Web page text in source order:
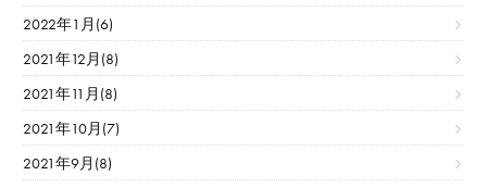
2022年1月(6)
2021年12月(8)
2021年11月(8)
2021年10月(7)
2021年9月(8)